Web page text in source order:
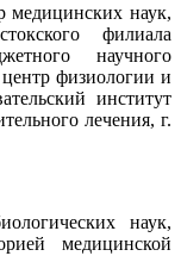
медицинских наук,
филиала
научного
физиологии и
институт
лечения, г.
наук,
медицинской